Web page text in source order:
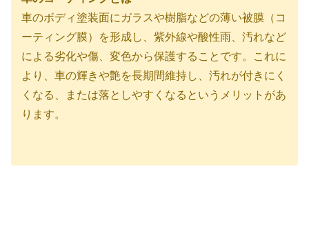
車のボディ塗装面にガラスや樹脂などの薄い被膜（コ
ーティング膜）を形成し、紫外線や酸性雨、汚れなど
による劣化や傷、変色から保護することです。これに
より、車の輝きや艶を長期間維持し、汚れが付きにく
くなる、または落としやすくなるというメリットがあ
ります。